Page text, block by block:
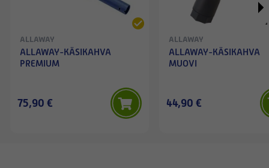
ALLAWAY
ALLAWAY-KÄSIKAHVA
PREMIUM
75,90 €
ALLAWAY
ALLAWAY-KÄSIKAHVA
MUOVI
44,90 €